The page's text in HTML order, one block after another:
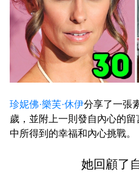
珍妮佛·樂芙·休伊分享了一張
歲，並附上一則發自內心的
中所得到的幸福和內心挑戰。
她回顧了